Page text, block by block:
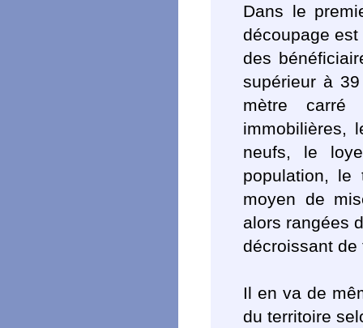
Dans le
découpage
des
supérieur à
mètre carré
immobilières,
neufs, le
population, le
moyen de
alors rangées
décroissant
Il en va de
du territoire